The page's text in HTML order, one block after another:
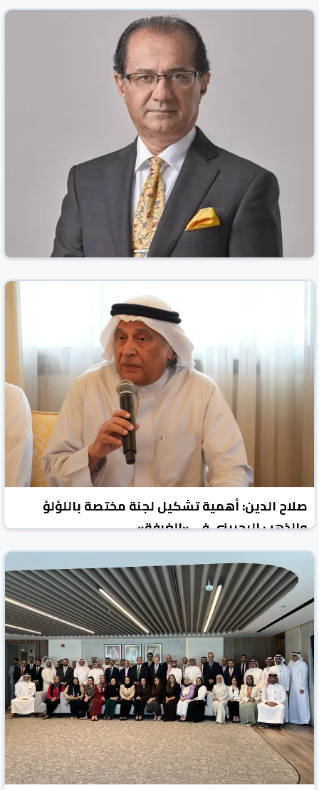
الوطن نيوز البحرين 25 شباط/فبراير 2026
خبراء: ٪30 نمواً سنوياً متوقعاً لسوق السيارات
الكهربائية في البحرين حتى 2030
الوطن نيوز البحرين 23 شباط/فبراير 2026
صلاح الدين: أهمية تشكيل لجنة مختصة باللؤلؤ
والذهب البحريني في «الغرفة»
الوطن نيوز البحرين 27 شباط/فبراير 2026